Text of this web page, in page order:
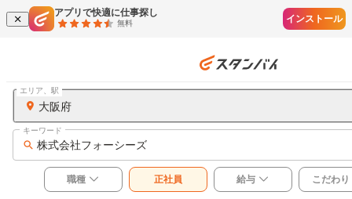
アプリで快適に仕事探し
無料 インストール
大阪府
エリア、駅
株式会社フォーシーズ
キーワード
職種 正社員 給与 こだわり